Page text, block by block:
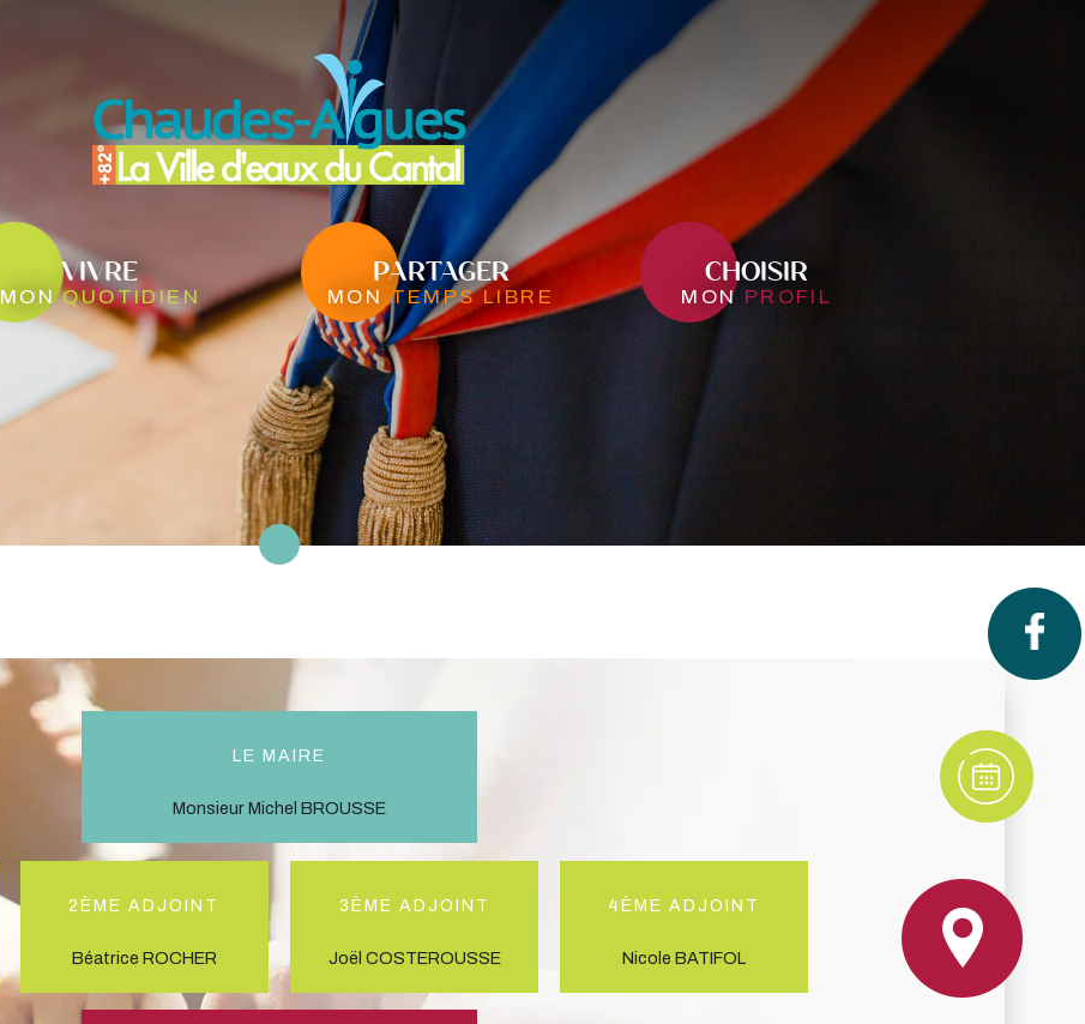
VIVRE
monquotidien
PARTAGER
mon temps libre
CHOISIR
monprofil
Le Maire
Monsieur Michel BROUSSE
2ème Adjoint
Béatrice ROCHER
3ème Adjoint
Joël COSTEROUSSE
4ème Adjoint
Nicole BATIFOL